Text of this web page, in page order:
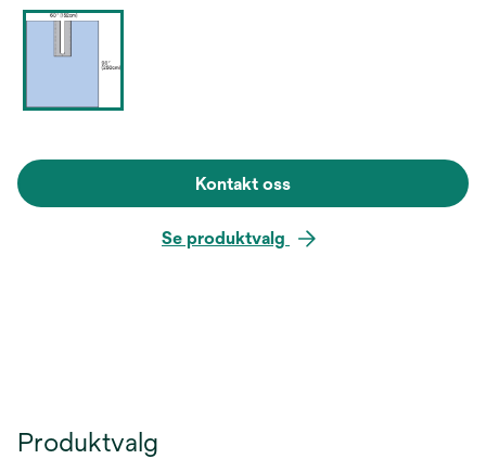
Kontakt oss
Se produktvalg
Produktvalg